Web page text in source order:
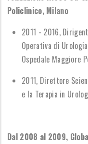
Policlinico, Milano
2011 - 2016,
Operativa di Urologia
Ospedale Maggiore
2011, Direttore
e la Terapia in
Dal 2008 al 2009,